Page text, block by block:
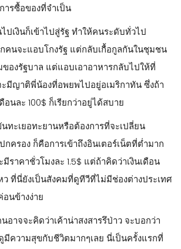
ารซื้อของที่จำเป็น
ปเงินก็เข้าไปสู่รัฐ ทำให้คนระดับทั่วไป
คนจะแอบโกงรัฐ แต่กลับเกื้อกูลกันในชุมชน
ของรัฐบาล แต่แอบเอาอาหารกลับไปให้ที่
มีญาติพี่น้องที่อพยพไปอยู่อเมริกาทัน ซึ่งถ้า
อนละ 100$ ก็เรียกว่าอยู่ได้สบาย
ทะเยอทะยานหรือต้องการที่จะเปลี่ยน
ครอง ก็คือการเข้าถึงอินเตอร์เน็ตที่ต่ำมาก
ราคาชั่วโมงละ 1.5$ แต่ถ้าคิดว่าเงินเดือน
ว ที่นี่ยังเป็นสังคมที่ดูทีวีที่ไม่มีช่องต่างประเทศ
นข้างง่าย
อาจจะคิดว่าเค้าน่าสงสารรึป่าว จะบอกว่า
มีความสุขกับชีวิตมากๆเลย นี่เป็นครั้งแรกที่